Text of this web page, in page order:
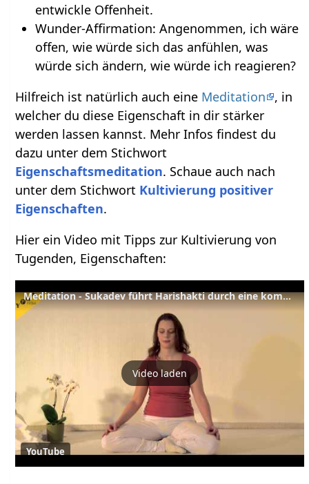
entwickle Offenheit.
Wunder-Affirmation: Angenommen, ich wäre
offen, wie würde sich das anfühlen, was
würde sich ändern, wie würde ich reagieren?
Hilfreich ist natürlich auch eine Meditation
, in
welcher du diese Eigenschaft in dir stärker
werden lassen kannst. Mehr Infos findest du
dazu unter dem Stichwort
Eigenschaftsmeditation. Schaue auch nach
unter dem Stichwort Kultivierung positiver
Eigenschaften.
Hier ein Video mit Tipps zur Kultivierung von
Tugenden, Eigenschaften:
Meditation - Sukadev führt Harishakti durch eine kombinierte Eigenschaftsmeditation
Video laden
YouTube